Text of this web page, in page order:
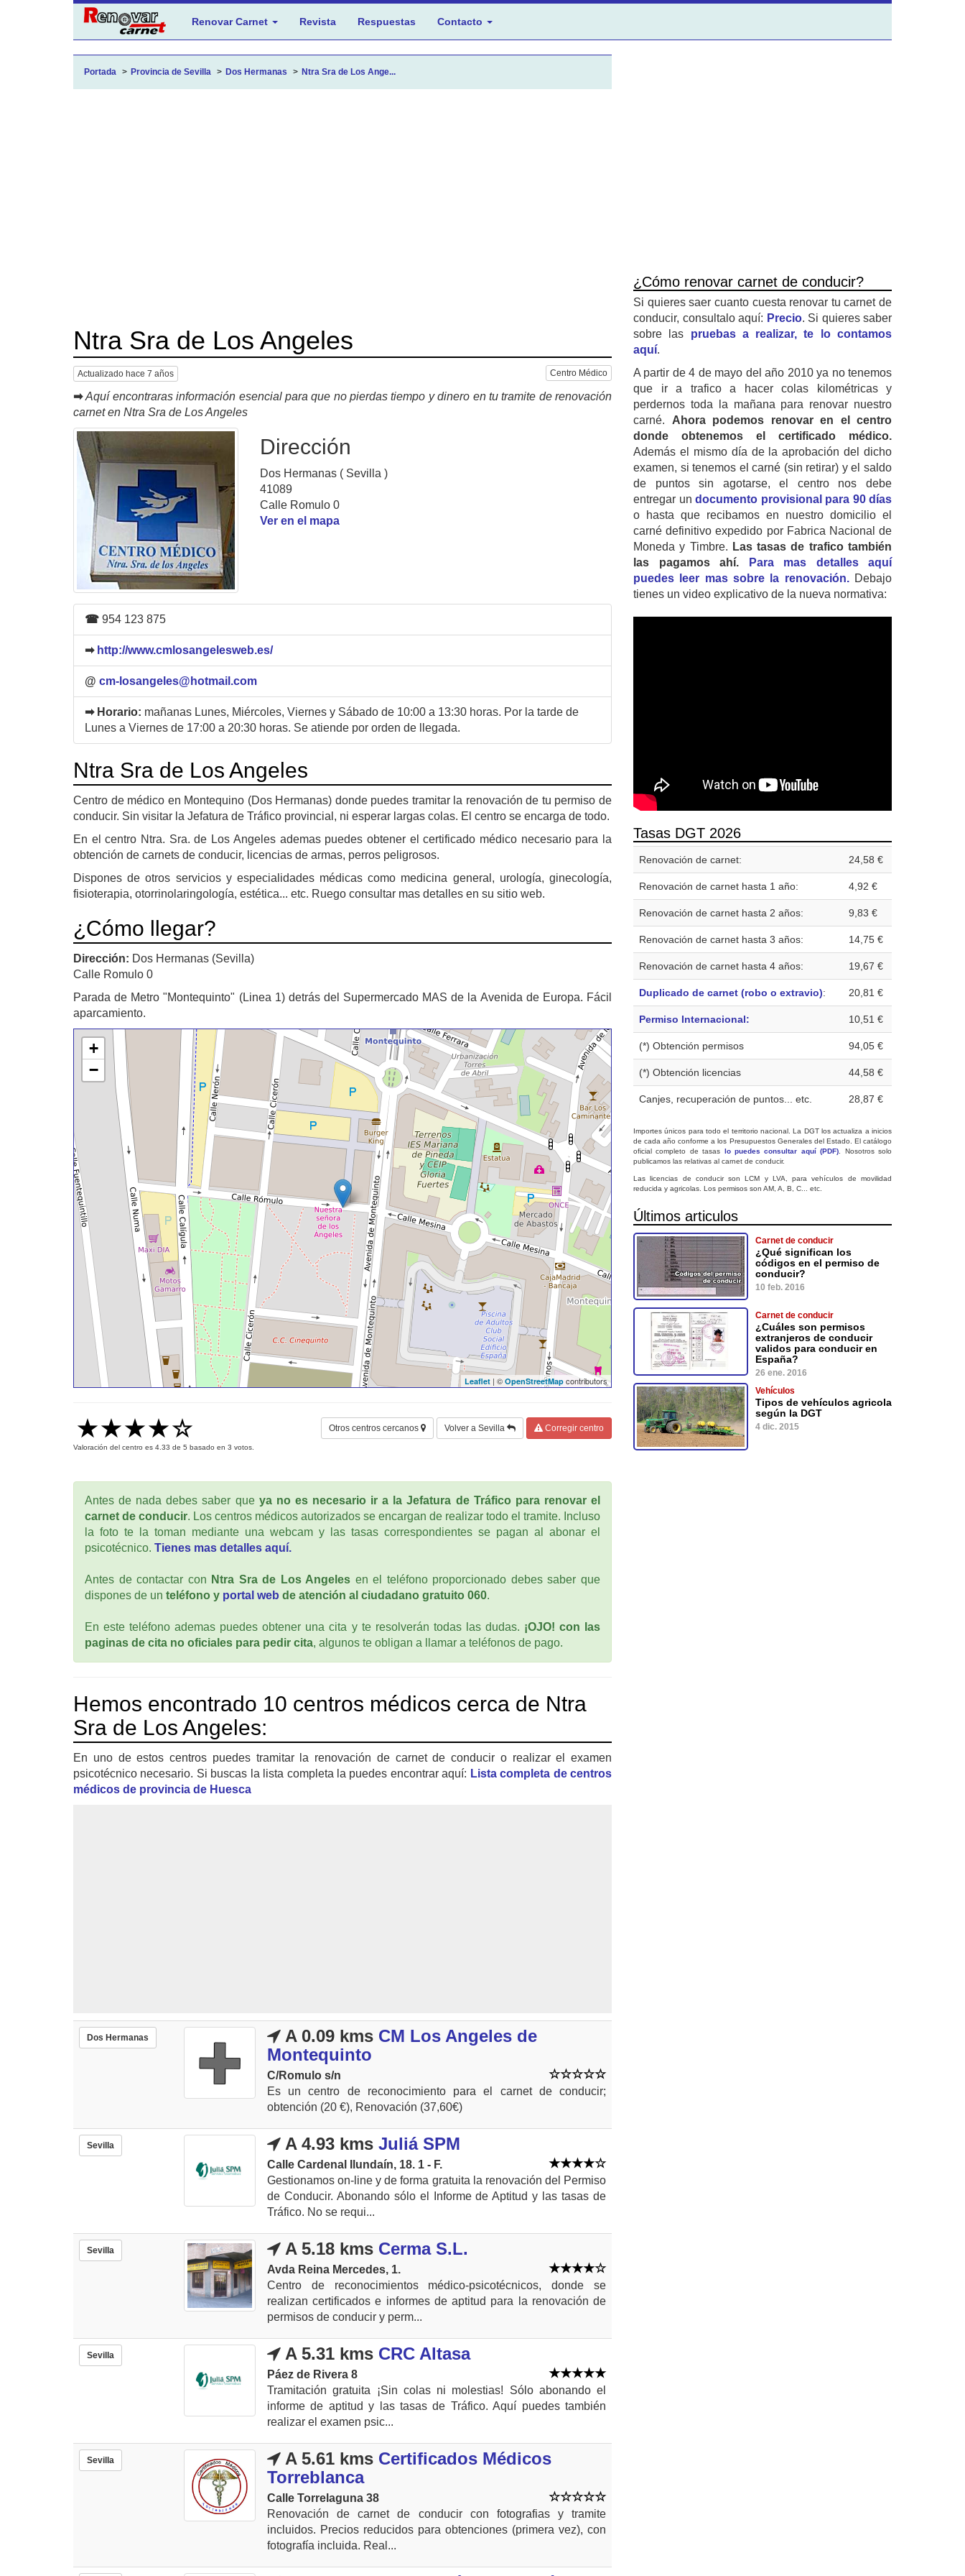
Renovar Carnet Revista Respuestas Contacto
Portada Provincia de Sevilla Dos Hermanas Ntra Sra de Los Ange...
Ntra Sra de Los Angeles
Actualizado hace 7 años Centro Médico
➡ Aquí encontraras información esencial para que no pierdas tiempo y dinero en tu tramite de renovación
carnet en Ntra Sra de Los Angeles
Dirección
Dos Hermanas ( Sevilla )
41089
Calle Romulo 0
Ver en el mapa
☎ 954 123 875
➡ http://www.cmlosangelesweb.es/
@ cm-losangeles@hotmail.com
➡ Horario: mañanas Lunes, Miércoles, Viernes y Sábado de 10:00 a 13:30 horas. Por la tarde de
Lunes a Viernes de 17:00 a 20:30 horas. Se atiende por orden de llegada.
Ntra Sra de Los Angeles
Centro de médico en Montequino (Dos Hermanas) donde puedes tramitar la renovación de tu permiso de
conducir. Sin visitar la Jefatura de Tráfico provincial, ni esperar largas colas. El centro se encarga de todo.
En el centro Ntra. Sra. de Los Angeles ademas puedes obtener el certificado médico necesario para la
obtención de carnets de conducir, licencias de armas, perros peligrosos.
Dispones de otros servicios y especialidades médicas como medicina general, urología, ginecología,
fisioterapia, otorrinolaringología, estética... etc. Ruego consultar mas detalles en su sitio web.
¿Cómo llegar?
Dirección: Dos Hermanas (Sevilla)
Calle Romulo 0
Parada de Metro "Montequinto" (Linea 1) detrás del Supermercado MAS de la Avenida de Europa. Fácil
aparcamiento.
+
−
Leaflet | © OpenStreetMap contributors
Valoración del centro es 4.33 de 5 basado en 3 votos.
Otros centros cercanos Volver a Sevilla Corregir centro
Antes de nada debes saber que ya no es necesario ir a la Jefatura de Tráfico para renovar el
carnet de conducir. Los centros médicos autorizados se encargan de realizar todo el tramite. Incluso
la foto te la toman mediante una webcam y las tasas correspondientes se pagan al abonar el
psicotécnico. Tienes mas detalles aquí.
Antes de contactar con Ntra Sra de Los Angeles en el teléfono proporcionado debes saber que
dispones de un teléfono y portal web de atención al ciudadano gratuito 060.
En este teléfono ademas puedes obtener una cita y te resolverán todas las dudas. ¡OJO! con las
paginas de cita no oficiales para pedir cita, algunos te obligan a llamar a teléfonos de pago.
Hemos encontrado 10 centros médicos cerca de Ntra
Sra de Los Angeles:
En uno de estos centros puedes tramitar la renovación de carnet de conducir o realizar el examen
psicotécnico necesario. Si buscas la lista completa la puedes encontrar aquí: Lista completa de centros
médicos de provincia de Huesca
Dos Hermanas A 0.09 kms CM Los Angeles de
Montequinto
C/Romulo s/n
Es un centro de reconocimiento para el carnet de conducir;
obtención (20 €), Renovación (37,60€)
Sevilla A 4.93 kms Juliá SPM
Calle Cardenal Ilundaín, 18. 1 - F.
Gestionamos on-line y de forma gratuita la renovación del Permiso
de Conducir. Abonando sólo el Informe de Aptitud y las tasas de
Tráfico. No se requi...
Sevilla A 5.18 kms Cerma S.L.
Avda Reina Mercedes, 1.
Centro de reconocimientos médico-psicotécnicos, donde se
realizan certificados e informes de aptitud para la renovación de
permisos de conducir y perm...
Sevilla A 5.31 kms CRC Altasa
Páez de Rivera 8
Tramitación gratuita ¡Sin colas ni molestias! Sólo abonando el
informe de aptitud y las tasas de Tráfico. Aquí puedes también
realizar el examen psic...
Sevilla A 5.61 kms Certificados Médicos
Torreblanca
Calle Torrelaguna 38
Renovación de carnet de conducir con fotografias y tramite
incluidos. Precios reducidos para obtenciones (primera vez), con
fotografía incluida. Real...
¿Cómo renovar carnet de conducir?
Si quieres saer cuanto cuesta renovar tu carnet de
conducir, consultalo aquí: Precio. Si quieres saber
sobre las pruebas a realizar, te lo contamos
aquí.
A partir de 4 de mayo del año 2010 ya no tenemos
que ir a trafico a hacer colas kilométricas y
perdernos toda la mañana para renovar nuestro
carné. Ahora podemos renovar en el centro
donde obtenemos el certificado médico.
Además el mismo día de la aprobación del dicho
examen, si tenemos el carné (sin retirar) y el saldo
de puntos sin agotarse, el centro nos debe
entregar un documento provisional para 90 días
o hasta que recibamos en nuestro domicilio el
carné definitivo expedido por Fabrica Nacional de
Moneda y Timbre. Las tasas de trafico también
las pagamos ahí.
Para mas detalles aquí
puedes leer mas sobre la renovación.Debajo
tienes un video explicativo de la nueva normativa:
Tasas DGT 2026
Renovación de carnet: 24,58 €
Renovación de carnet hasta 1 año: 4,92 €
Renovación de carnet hasta 2 años: 9,83 €
Renovación de carnet hasta 3 años: 14,75 €
Renovación de carnet hasta 4 años: 19,67 €
Duplicado de carnet (robo o extravio): 20,81 €
Permiso Internacional: 10,51 €
(*) Obtención permisos 94,05 €
(*) Obtención licencias 44,58 €
Canjes, recuperación de puntos... etc. 28,87 €
Importes únicos para todo el territorio nacional. La DGT los actualiza a inicios
de cada año conforme a los Presupuestos Generales del Estado. El catálogo
oficial completo de tasas lo puedes consultar aquí (PDF) . Nosotros solo
publicamos las relativas al carnet de conducir.
Las licencias de conducir son LCM y LVA, para vehículos de movilidad
reducida y agricolas. Los permisos son AM, A, B, C... etc.
Últimos articulos
Carnet de conducir
¿Qué significan los
códigos en el permiso de
conducir?
10 feb. 2016
Carnet de conducir
¿Cuáles son permisos
extranjeros de conducir
validos para conducir en
España?
26 ene. 2016
Vehículos
Tipos de vehículos agricola
según la DGT
4 dic. 2015